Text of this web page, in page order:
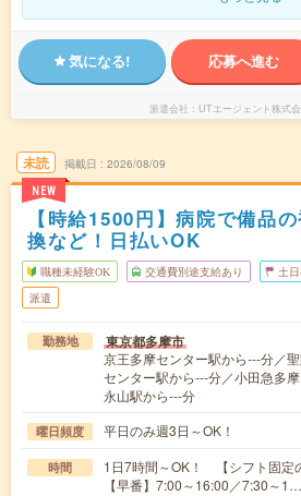
気になる! 応募へ進む
派遣会社 UTエージェント株式
未読
NEW
掲載日 2026/08/09
【時給1500円】病院で備品
換など！日払いOK
職種未経験OK 交通費別途支給あり 土
派遣
勤務地 東京都多摩市
京王多摩センター駅から---分／
センター駅から---分／小田急多
永山駅から---分
曜日頻度 平日のみ週3日～OK！
時間
1日7時間～OK！ 【シフト固定
【早番】7:00～16:00／7:30～1…